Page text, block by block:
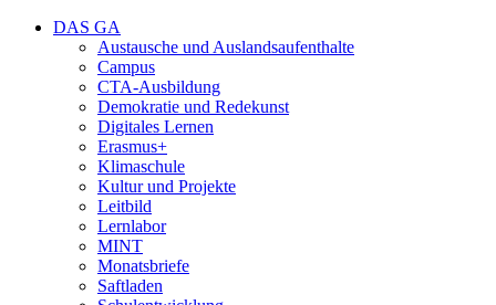
DAS GA
Austausche und Auslandsaufenthalte
Campus
CTA-Ausbildung
Demokratie und Redekunst
Digitales Lernen
Erasmus+
Klimaschule
Kultur und Projekte
Leitbild
Lernlabor
MINT
Monatsbriefe
Saftladen